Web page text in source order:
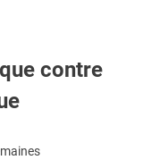
contre